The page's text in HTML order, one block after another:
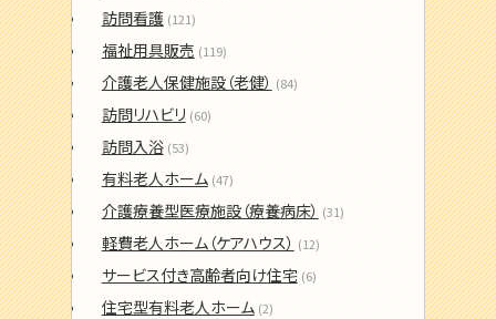
訪問看護 (121)
福祉用具販売 (119)
介護老人保健施設（老健） (84)
訪問リハビリ (60)
訪問入浴 (53)
有料老人ホーム (47)
介護療養型医療施設（療養病床） (31)
軽費老人ホーム（ケアハウス） (12)
サービス付き高齢者向け住宅 (6)
住宅型有料老人ホーム (2)